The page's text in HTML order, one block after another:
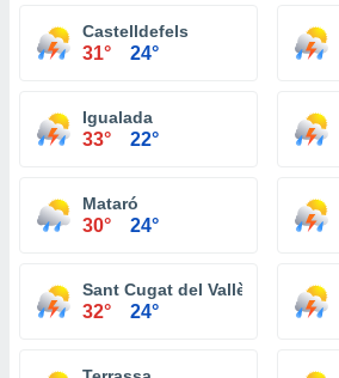
Castelldefels
31° 24°
Igualada
33° 22°
Mataró
30° 24°
Sant Cugat del Vallès
32° 24°